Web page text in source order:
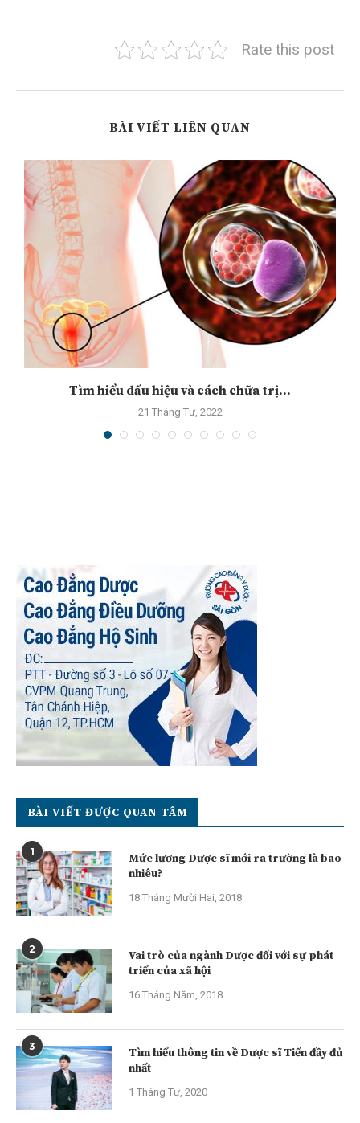
Rate this post
BÀI VIẾT LIÊN QUAN
Tìm hiểu dấu hiệu và cách chữa trị...
21 Tháng Tư, 2022
BÀI VIẾT ĐƯỢC QUAN TÂM
1
Mức lương Dược sĩ mới ra trường là bao
nhiêu?
18 Tháng Mười Hai, 2018
2
Vai trò của ngành Dược đối với sự phát
triển của xã hội
16 Tháng Năm, 2018
3
Tìm hiểu thông tin về Dược sĩ Tiến đầy đủ
nhất
1 Tháng Tư, 2020